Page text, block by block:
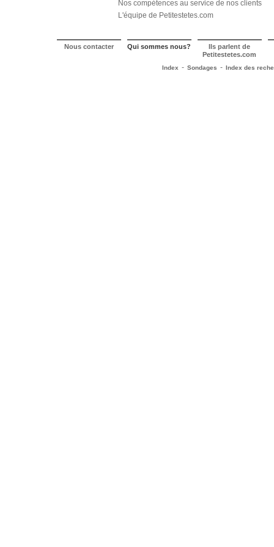
Nos compétences au service de nos clients
L'équipe de Petitestetes.com
Nous contacter Qui sommes nous? Ils parlent de
Petitestetes.com
Index - Sondages - Index des